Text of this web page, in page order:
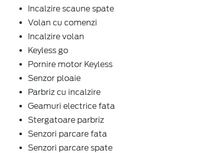
Incalzire scaune spate
Volan cu comenzi
Incalzire volan
Keyless go
Pornire motor Keyless
Senzor ploaie
Parbriz cu incalzire
Geamuri electrice fata
Stergatoare parbriz
Senzori parcare fata
Senzori parcare spate